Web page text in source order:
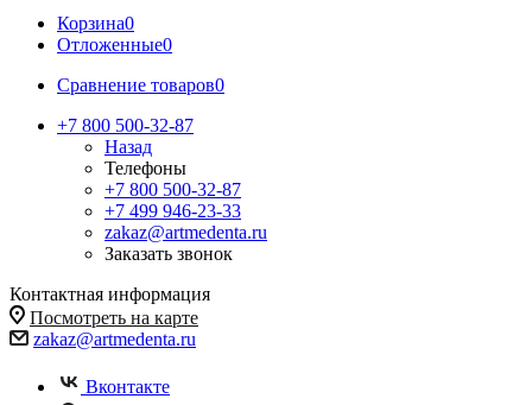
Корзина0
Отложенные0
Сравнение товаров0
+7 800 500-32-87
Назад
Телефоны
+7 800 500-32-87
+7 499 946-23-33
zakaz@artmedenta.ru
Заказать звонок
Контактная информация
Посмотреть на карте
zakaz@artmedenta.ru
Вконтакте